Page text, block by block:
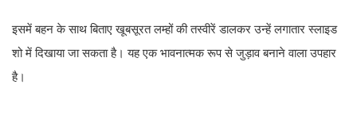
इसमें बहन के साथ बिताए खूबसूरत लम्हों की तस्वीरें डालकर उन्हें लगातार स्लाइड
शो में दिखाया जा सकता है। यह एक भावनात्मक रूप से जुड़ाव बनाने वाला उपहार
है।